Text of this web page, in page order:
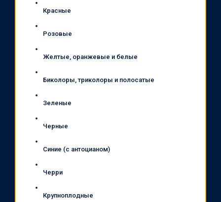
Красные
Розовые
Желтые, оранжевые и белые
Биколоры, триколоры и полосатые
Зеленые
Черные
Синие (с антоцианом)
Черри
Крупноплодные